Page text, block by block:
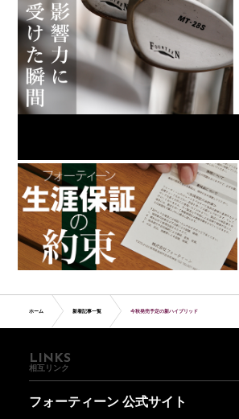
ホーム 新着記事一覧 今秋発売予定の新ハイブリッド
LINKS
相互リンク
フォーティーン 公式サイト